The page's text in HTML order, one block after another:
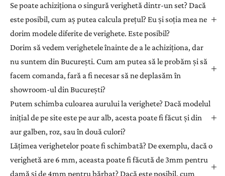
Se poate achiziționa o singură verighetă dintr-un set? Dacă
este posibil, cum aș putea calcula prețul? Eu și soția mea ne
dorim modele diferite de verighete. Este posibil?
Dorim să vedem verighetele înainte de a le achiziționa, dar
nu suntem din București. Cum am putea să le probăm și să
facem comanda, fară a fi necesar să ne deplasăm în
showroom-ul din București?
Putem schimba culoarea aurului la verighete? Dacă modelul
inițial de pe site este pe aur alb, acesta poate fi făcut și din
aur galben, roz, sau în două culori?
Lățimea verighetelor poate fi schimbată? De exemplu, dacă o
verighetă are 6 mm, aceasta poate fi făcută de 3mm pentru
damă și de 4mm pentru bărbat? Dacă este posibil, cum